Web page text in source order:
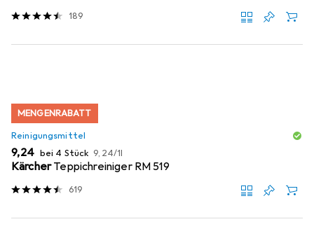
189
MENGENRABATT
Reinigungsmittel
EUR
9,24 bei 4 Stück EUR
9,24/1l
KärcherTeppichreiniger RM 519
619